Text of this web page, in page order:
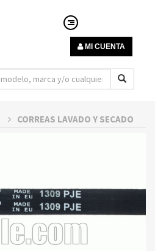
MI CUENTA
CORREAS LAVADO Y SECADO